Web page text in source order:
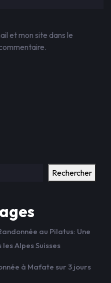
et mon site dans le
Rechercher
au Pilatus: Une
Alpes Suisses
à Mafate sur 3 jours